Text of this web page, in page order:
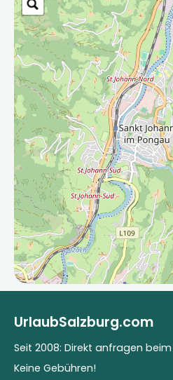
UrlaubSalzburg.com
Seit 2008: Direkt anfragen
Keine Gebühren!